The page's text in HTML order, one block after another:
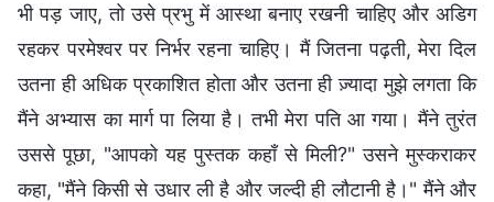
भी पड़ जाए, तो उसे प्रभु में आस्था बनाए रखनी चाहिए और अडिग
रहकर परमेश्वर पर निर्भर रहना चाहिए। मैं जितना पढ़ती, मेरा दिल
उतना ही अधिक प्रकाशित होता और उतना ही ज़्यादा मुझे लगता कि
मैंने अभ्यास का मार्ग पा लिया है। तभी मेरा पति आ गया। मैंने तुरंत
उससे पूछा, "आपको यह पुस्तक कहाँ से मिली?" उसने मुस्कराकर
कहा, "मैंने किसी से उधार ली है और जल्दी ही लौटानी है।" मैंने और